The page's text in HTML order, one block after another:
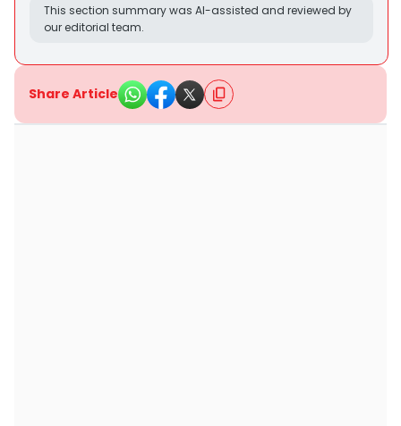
This section summary was AI-assisted and reviewed by
our editorial team.
Share Article